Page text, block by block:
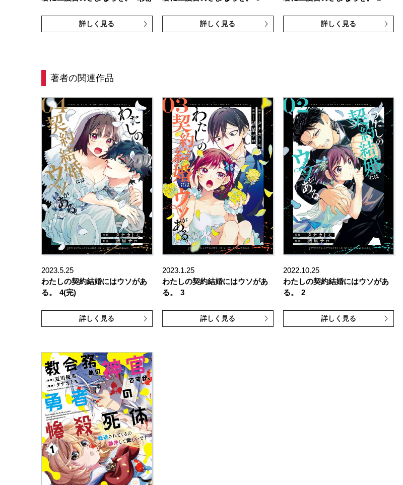
詳しく見る 詳しく見る 詳しく見る
著者の関連作品
2023.5.25
わたしの契約結婚にはウソがあ
る。
4(完)
詳しく見る
2023.1.25
わたしの契約結婚にはウソがあ
る。
3
詳しく見る
2022.10.25
わたしの契約結婚にはウソがあ
る。
2
詳しく見る